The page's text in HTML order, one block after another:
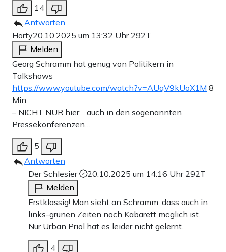
14
Antworten
Horty20.10.2025 um 13:32 Uhr 292T
Melden
Georg Schramm hat genug von Politikern in
Talkshows
https://www.youtube.com/watch?v=AUqV9kUoX1M 8
Min.
– NICHT NUR hier… auch in den sogenannten
Pressekonferenzen…
5
Antworten
Der Schlesier
20.10.2025 um 14:16 Uhr 292T
Melden
Erstklassig! Man sieht an Schramm, dass auch in
links-grünen Zeiten noch Kabarett möglich ist.
Nur Urban Priol hat es leider nicht gelernt.
4